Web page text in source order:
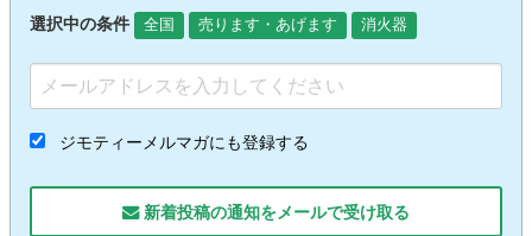
選択中の条件 全国 売ります・あげます 消火器
ジモティーメルマガにも登録する
新着投稿の通知をメールで受け取る